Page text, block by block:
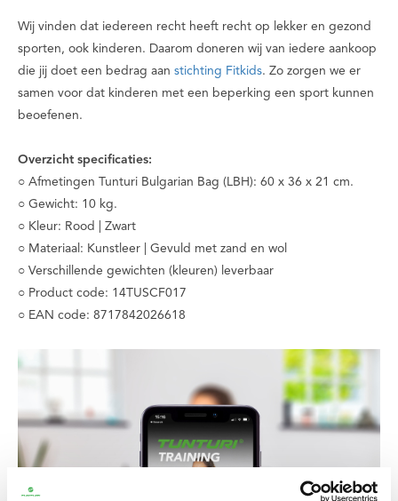
Wij vinden dat iedereen recht heeft recht op lekker en gezond
sporten, ook kinderen. Daarom doneren wij van iedere aankoop
die jij doet een bedrag aan stichting Fitkids. Zo zorgen we er
samen voor dat kinderen met een beperking een sport kunnen
beoefenen.
Overzicht specificaties:
○ Afmetingen Tunturi Bulgarian Bag (LBH): 60 x 36 x 21 cm.
○ Gewicht: 10 kg.
○ Kleur: Rood | Zwart
○ Materiaal: Kunstleer | Gevuld met zand en wol
○ Verschillende gewichten (kleuren) leverbaar
○ Product code: 14TUSCF017
○ EAN code: 8717842026618